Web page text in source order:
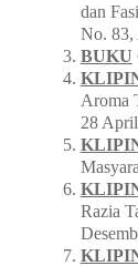
dan
No. 83,
BUKU
Aroma
28
Razia